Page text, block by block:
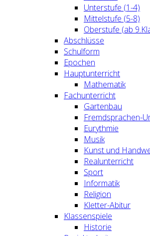
Unterstufe (1-4)
Mittelstufe (5-8)
Oberstufe (ab
Abschlüsse
Schulform
Epochen
Hauptunterricht
Mathematik
Fachunterricht
Gartenbau
Fremdsprachen-
Eurythmie
Musik
Kunst und
Realunterricht
Sport
Informatik
Religion
Kletter-Abitur
Klassenspiele
Historie